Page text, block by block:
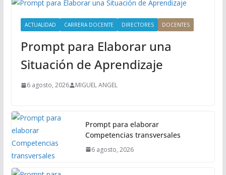
ACTUALIDAD CARRERA DOCENTE DIRECTORES DOCENTES
Prompt para Elaborar una
Situación de Aprendizaje
6 agosto, 2026 MIGUEL ANGEL
Prompt para elaborar
Competencias transversales
6 agosto, 2026